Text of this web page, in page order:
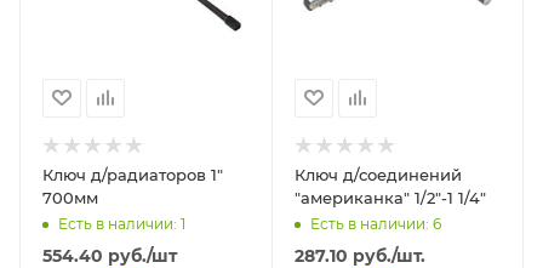
Ключ д/радиаторов 1"
700мм
Есть в наличии: 1
554.40 руб./шт
Ключ д/соединений
"американка" 1/2"-1 1/4"
Есть в наличии: 6
287.10 руб./шт.